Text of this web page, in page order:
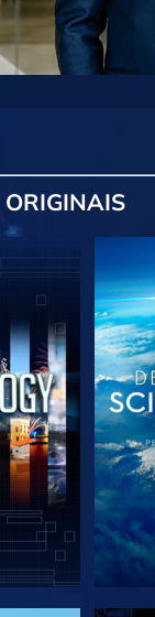
ORIGINAIS